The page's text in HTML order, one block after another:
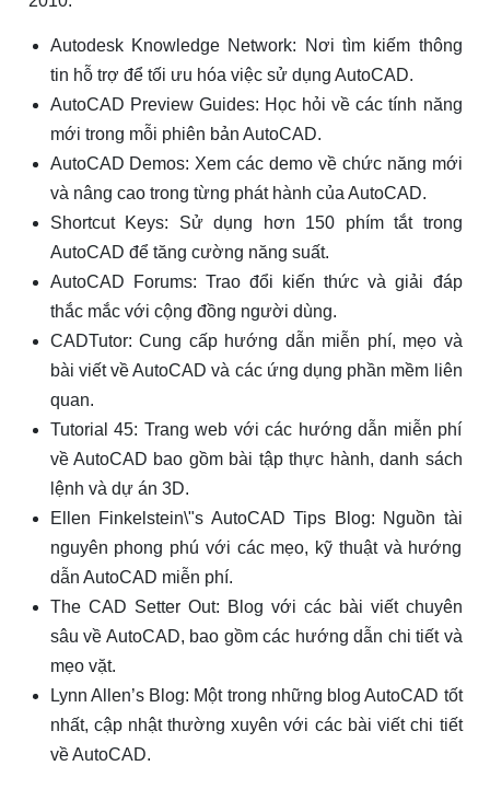
Autodesk Knowledge Network: Nơi tìm kiếm thông
tin hỗ trợ để tối ưu hóa việc sử dụng AutoCAD.
AutoCAD Preview Guides: Học hỏi về các tính năng
mới trong mỗi phiên bản AutoCAD.
AutoCAD Demos: Xem các demo về chức năng mới
và nâng cao trong từng phát hành của AutoCAD.
Shortcut Keys: Sử dụng hơn 150 phím tắt trong
AutoCAD để tăng cường năng suất.
AutoCAD Forums: Trao đổi kiến thức và giải đáp
thắc mắc với cộng đồng người dùng.
CADTutor: Cung cấp hướng dẫn miễn phí, mẹo và
bài viết về AutoCAD và các ứng dụng phần mềm liên
quan.
Tutorial 45: Trang web với các hướng dẫn miễn phí
về AutoCAD bao gồm bài tập thực hành, danh sách
lệnh và dự án 3D.
Ellen Finkelstein\"s AutoCAD Tips Blog: Nguồn tài
nguyên phong phú với các mẹo, kỹ thuật và hướng
dẫn AutoCAD miễn phí.
The CAD Setter Out: Blog với các bài viết chuyên
sâu về AutoCAD, bao gồm các hướng dẫn chi tiết và
mẹo vặt.
Lynn Allen’s Blog: Một trong những blog AutoCAD tốt
nhất, cập nhật thường xuyên với các bài viết chi tiết
về AutoCAD.